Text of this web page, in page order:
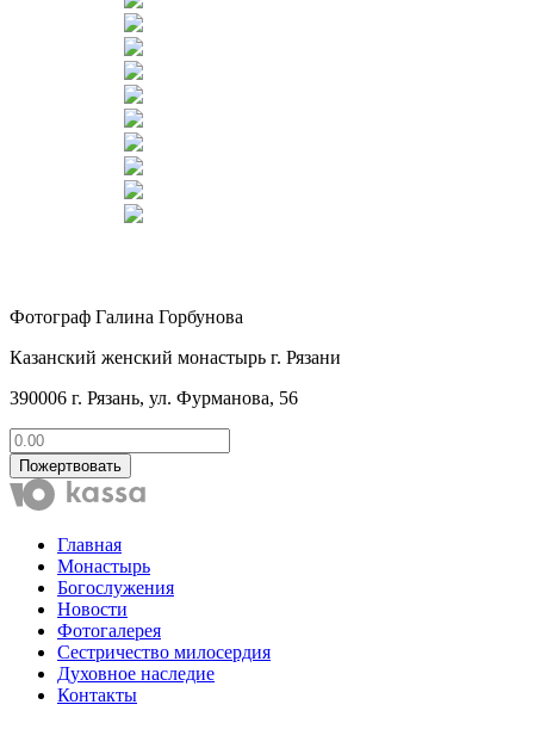
Фотограф Галина Горбунова
Казанский женский монастырь г. Рязани
390006 г. Рязань, ул. Фурманова, 56
Пожертвовать
Главная
Монастырь
Богослужения
Новости
Фотогалерея
Сестричество милосердия
Духовное наследие
Контакты